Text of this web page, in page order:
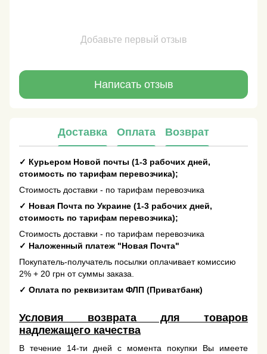
Добавьте первый отзыв
Написать отзыв
Доставка Оплата Возврат
✓ Курьером Новой почты (1-3 рабочих дней,
стоимость по тарифам перевозчика);
Стоимость доставки - по тарифам перевозчика
✓ Новая Почта по Украине (1-3 рабочих дней,
стоимость по тарифам перевозчика);
Стоимость доставки - по тарифам перевозчика
✓ Наложенный платеж "Новая Почта"
Покупатель-получатель посылки оплачивает комиссию
2% + 20 грн от суммы заказа.
✓ Оплата по реквизитам ФЛП (Приватбанк)
Условия возврата для товаров
надлежащего качества
В течение 14-ти дней с момента покупки Вы имеете